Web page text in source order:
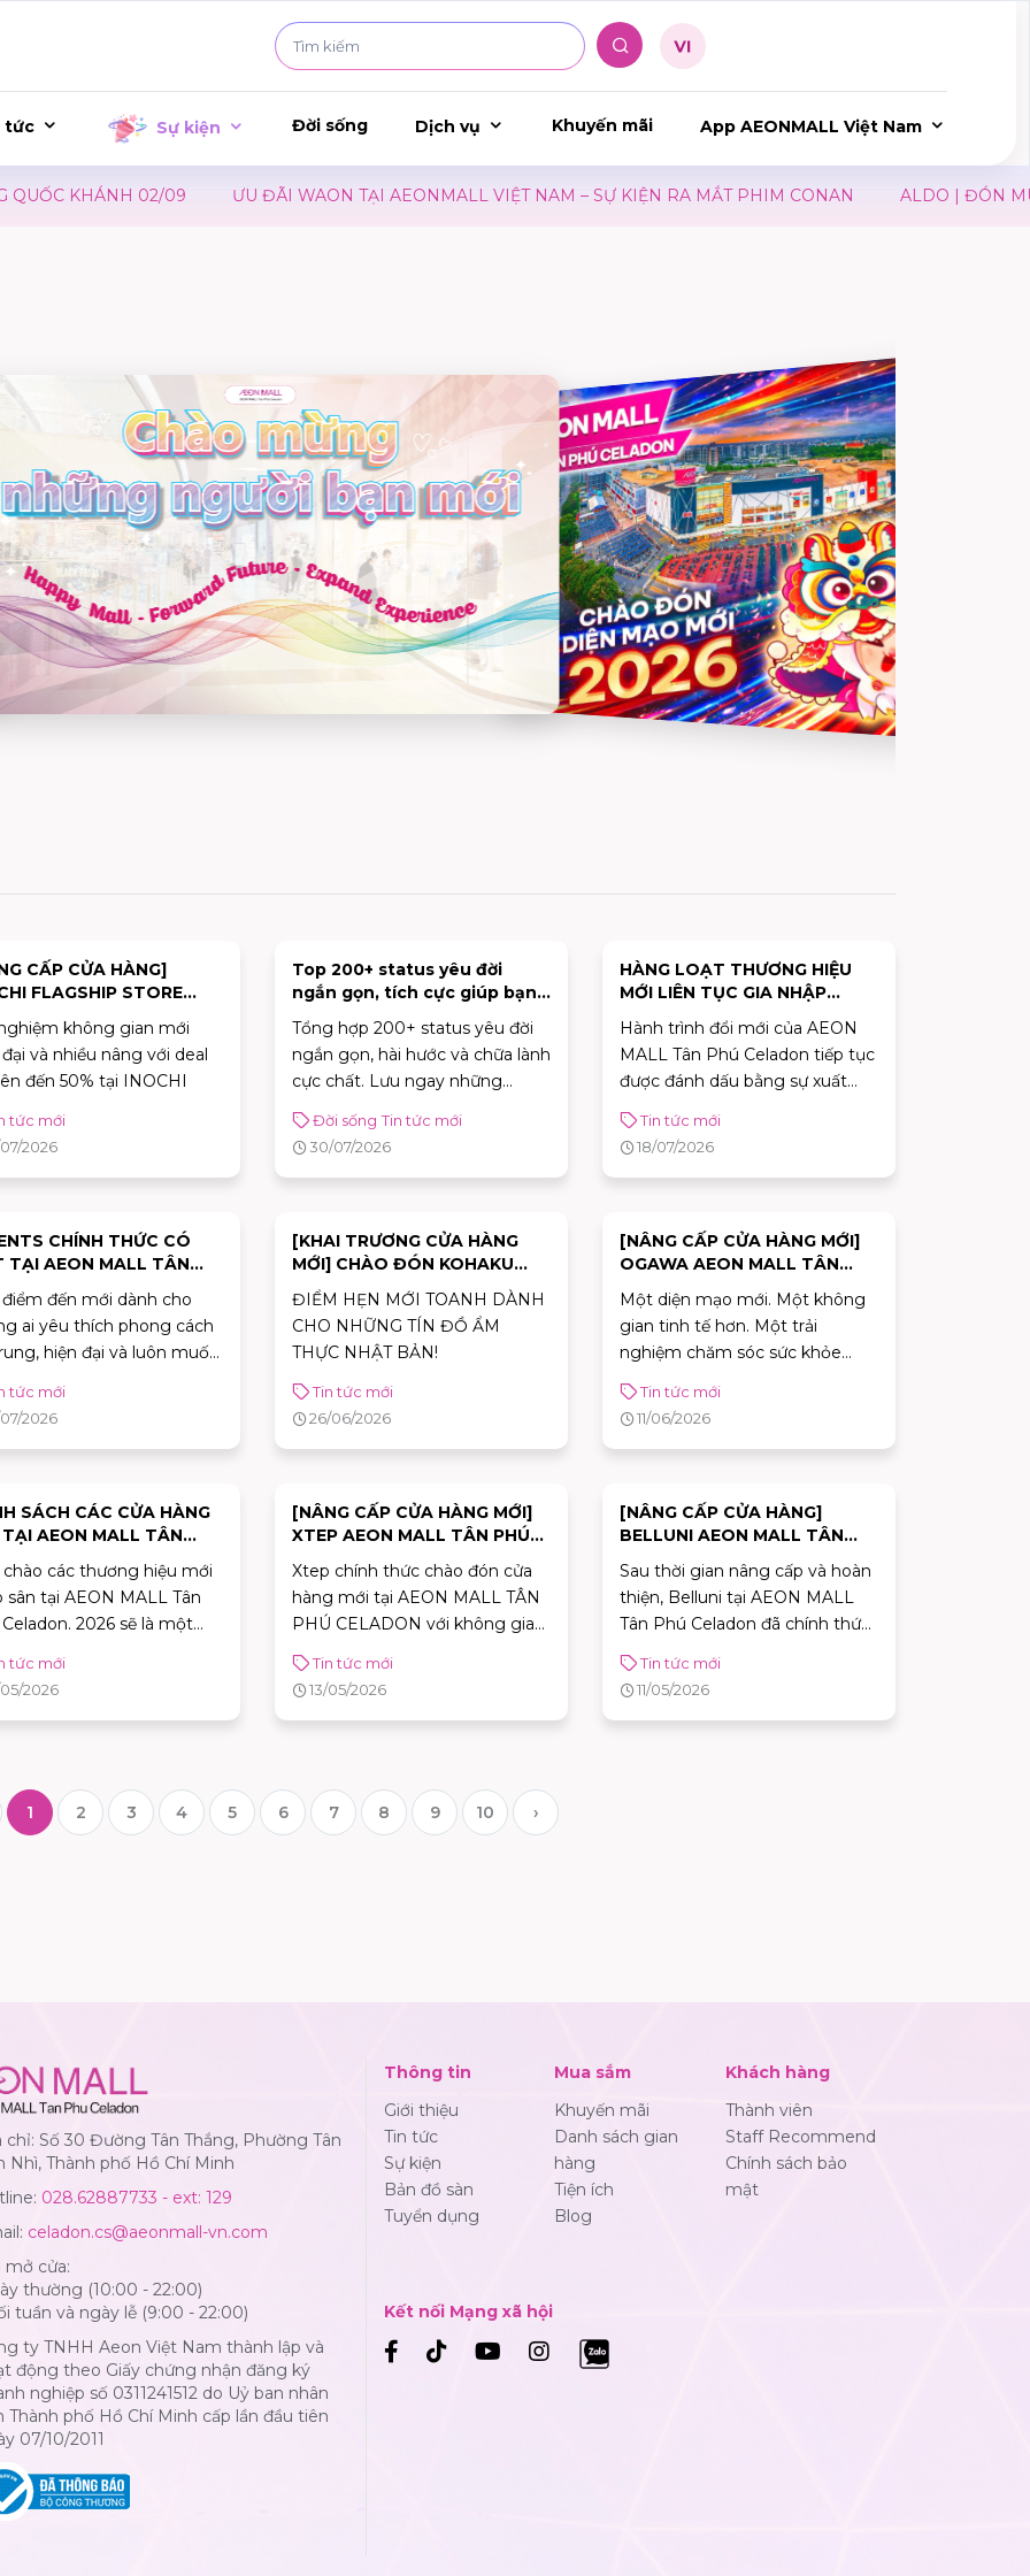
tức Sự kiện Đời sống Dịch vụ Khuyến mãi App AEONMALL Việt Nam
KHÁNH 02/09 ƯU ĐÃI WAON TẠI AEONMALL VIỆT NAM – SỰ KIỆN RA MẮT PHIM CONAN ALDO | ĐÓN MÙA
CẤP CỬA HÀNG]
FLAGSHIP STORE
không gian mới
và nhiều nâng với deal
đến 50% tại INOCHI
tức mới
2026
Top 200+ status yêu đời
ngắn gọn, tích cực giúp bạn
vui vẻ mỗi ngày
Tổng hợp 200+ status yêu đời
ngắn gọn, hài hước và chữa lành
cực chất. Lưu ngay những
caption tích cực giúp bạn vui vẻ
và tràn đầy năng lượng mỗi
ngày!
Đời sống Tin tức mới
30/07/2026
HÀNG LOẠT THƯƠNG HIỆU
MỚI LIÊN TỤC GIA NHẬP
AEON MALL TÂN PHÚ
CELADON
Hành trình đổi mới của AEON
MALL Tân Phú Celadon tiếp tục
được đánh dấu bằng sự xuất
hiện của hàng loạt thương hiệu
mới trong năm 2026. Từ thời
trang, ẩm thực đến phong cách
đến những trải nghiệm mua
sắm và giải trí ngày càng đa
dạng cho khách hàng.
Tin tức mới
18/07/2026
CHÍNH THỨC CÓ
TẠI AEON MALL TÂN
CELADON
đến mới dành cho
ai yêu thích phong cách
hiện đại và luôn muốn
cá tính riêng.
tức mới
2026
[KHAI TRƯƠNG CỬA HÀNG
MỚI] CHÀO ĐÓN KOHAKU
RAMEN & UDON EXPRESS TẠI
AEON MALL TÂN PHÚ
CELADON
ĐIỂM HẸN MỚI TOANH DÀNH
CHO NHỮNG TÍN ĐỒ ẨM
THỰC NHẬT BẢN!
Tin tức mới
26/06/2026
[NÂNG CẤP CỬA HÀNG MỚI]
OGAWA AEON MALL TÂN
Một diện mạo mới. Một không
gian tinh tế hơn. Một trải
nghiệm chăm sóc sức khỏe
trọn vẹn hơn.
Tin tức mới
11/06/2026
SÁCH CÁC CỬA HÀNG
TẠI AEON MALL TÂN
các thương hiệu mới
sân tại AEON MALL Tân
2026 sẽ là một
diện mạo mới cực xịn,
xem thương hiệu nào sẽ
khách hàng Tân Phú!
tức mới
2026
[NÂNG CẤP CỬA HÀNG MỚI]
XTEP AEON MALL TÂN PHÚ
Xtep chính thức chào đón cửa
hàng mới tại AEON MALL TÂN
PHÚ CELADON với không gian
mua sắm thể thao hiện đại dành
cho cộng đồng yêu vận động
và thời trang năng động cùng
Tin tức mới
13/05/2026
[NÂNG CẤP CỬA HÀNG]
BELLUNI AEON MALL TÂN
PHÚ CELADON CHÍNH THỨC
KHAI TRƯƠNG DIỆN MẠO MỚI
Sau thời gian nâng cấp và hoàn
thiện, Belluni tại AEON MALL
Tân Phú Celadon đã chính thức
trở lại với diện mạo hoàn toàn
mới - hiện đại hơn, rộng rãi hơn,
qua đó mang đến trải nghiệm
Tin tức mới
11/05/2026
1 2 3 4 5 6 7 8 9 10 ›
chỉ: Số 30 Đường Tân Thắng, Phường Tân
Nhì, Thành phố Hồ Chí Minh
028.62887733 - ext: 129
celadon.cs@aeonmall-vn.com
mở cửa:
thường (10:00 - 22:00)
tuần và ngày lễ (9:00 - 22:00)
ty TNHH Aeon Việt Nam thành lập và
động theo Giấy chứng nhận đăng ký
nghiệp số 0311241512 do Uỷ ban nhân
Thành phố Hồ Chí Minh cấp lần đầu tiên
07/10/2011
Thông tin
Giới thiệu
Tin tức
Sự kiện
Bản đồ sàn
Tuyển dụng
Mua sắm
Khuyến mãi
Danh sách gian
hàng
Tiện ích
Blog
Khách hàng
Thành viên
Staff Recommend
Chính sách bảo
mật
Kết nối Mạng xã hội